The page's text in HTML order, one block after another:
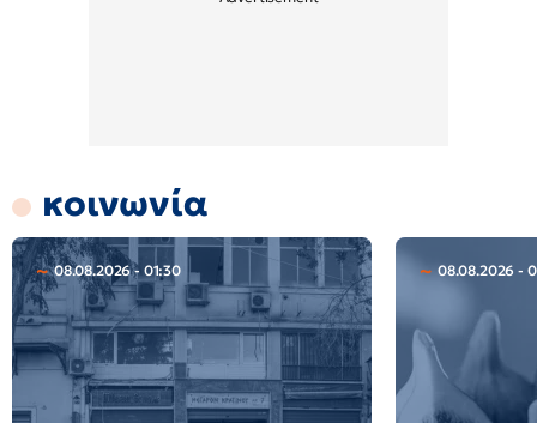
κοινωνία
08.08.2026 - 01:30 08.08.2026 -